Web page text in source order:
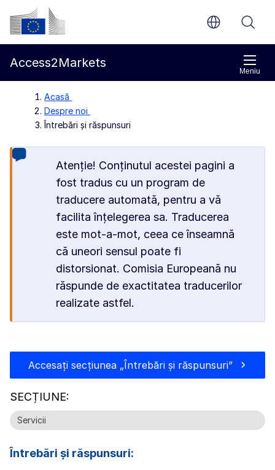
Accesați conținutul principal
Comisia Europeană
Meniu
Access2Markets
Acasă
Despre noi
Întrebări și răspunsuri
Atenție! Conținutul acestei pagini a
fost tradus cu un program de
traducere automată, pentru a vă
facilita înțelegerea sa. Traducerea
este mot-a-mot, ceea ce înseamnă
că uneori sensul poate fi
distorsionat. Comisia Europeană nu
răspunde de exactitatea traducerilor
realizate astfel.
Accesați secțiunea „Întrebări și răspunsuri”
SECȚIUNE:
Servicii
Întrebări și răspunsuri: